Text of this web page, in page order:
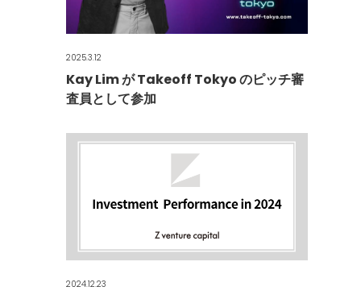
2025.3.12
Kay Lim が Takeoff Tokyo のピッチ審
査員として参加
2024.12.23